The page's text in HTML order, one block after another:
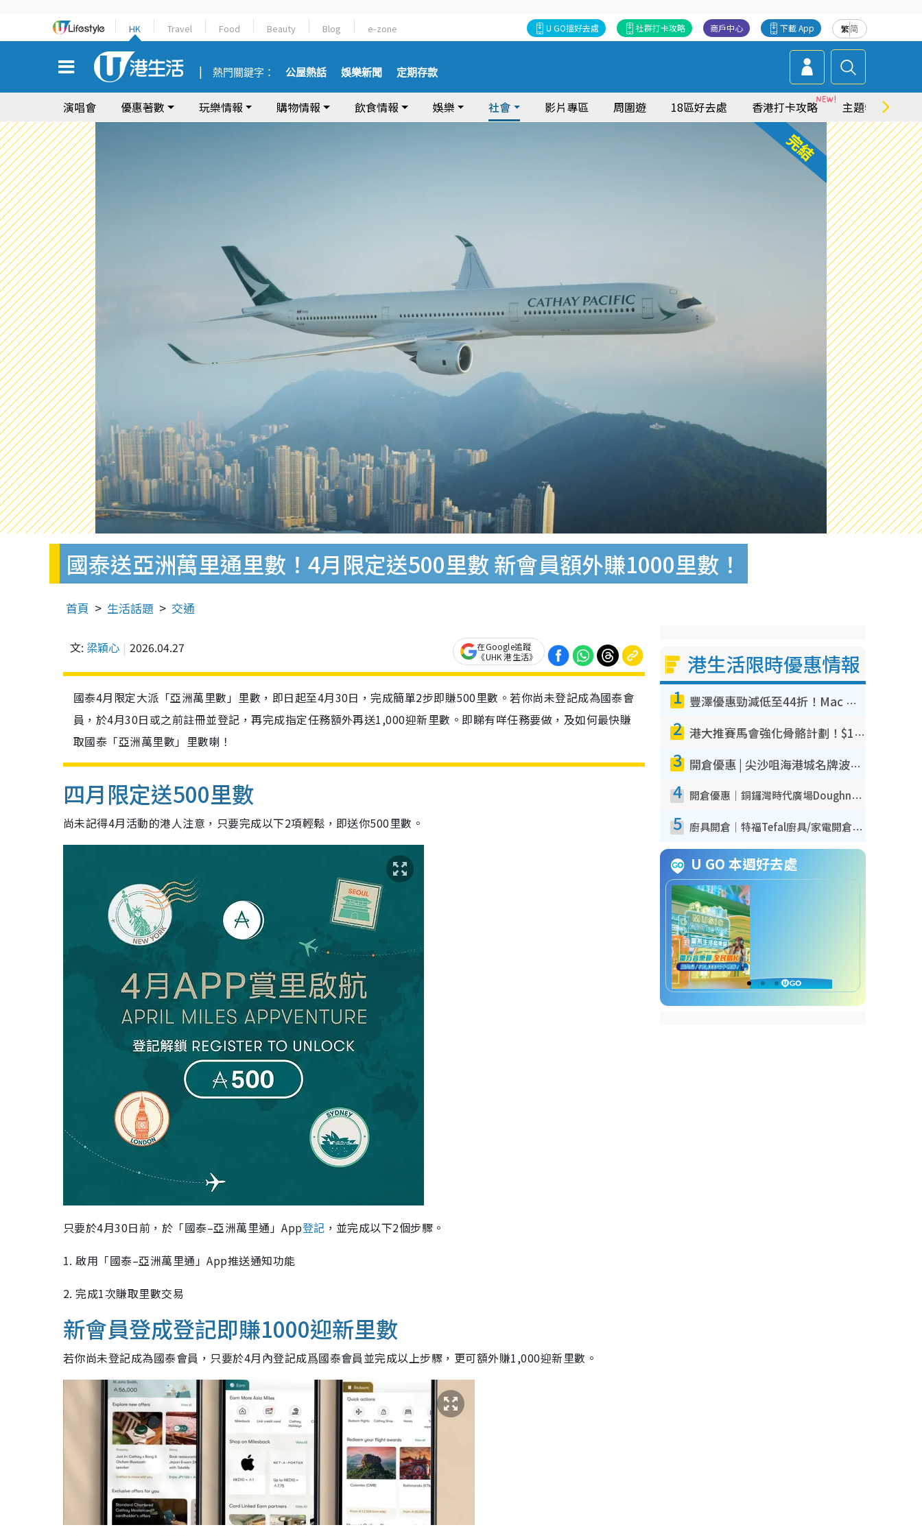
HK Travel Food Beauty Blog e-zone 繁简
下載 App
商戶中心
社群打卡攻略
U GO搵好去處
熱門關鍵字： 公屋熱話 娛樂新聞 定期存款
演唱會 優惠著數 玩樂情報 購物情報 飲食情報 娛樂 社會 影片專區 周圍遊 18區好去處 香港打卡攻略 主題特集
國泰送亞洲萬里通里數！4月限定送500里數 新會員額外賺1000里數！
首頁 生活話題 交通
文: 梁穎心 2026.04.27
在Google追蹤
《UHK 港生活》
國泰4月限定大派「亞洲萬里數」里數，即日起至4月30日，完成簡單2步即賺500里數。若你尚未登記成為國泰會
員，於4月30日或之前註冊並登記，再完成指定任務額外再送1,000迎新里數。即睇有咩任務要做，及如何最快賺
取國泰「亞洲萬里數」里數喇！
四月限定送500里數
尚未記得4月活動的港人注意，只要完成以下2項輕鬆，即送你500里數。
只要於4月30日前，於「國泰–亞洲萬里通」App登記 ，並完成以下2個步驟。
1. 啟用「國泰–亞洲萬里通」App推送通知功能
2. 完成1次賺取里數交易
新會員登成登記即賺1000迎新里數
若你尚未登記成為國泰會員，只要於4月內登記成爲國泰會員並完成以上步驟，更可額外賺1,000迎新里數。
港生活限時優惠情報
1 豐澤優惠勁減低至44折！Mac mini/iPhone17Pro大減價！廚房家電$220起
2 港大推賽馬會強化骨骼計劃！$100骨質密度X光檢查 完成免費運動訓練送超市禮券！附參加資格
3 開倉優惠 | 尖沙咀海港城名牌波鞋開倉低至1折！On鞋$899起／Joy&Peace鞋履$98起
4 開倉優惠｜銅鑼灣時代廣場Doughnut/Campo Marzio開倉低至1折！背囊、書包、手袋劈價$200起
5 廚具開倉｜特福Tefal廚具/家電開倉低至3折！$220起買平底鍋/炒鑊/湯煲！電飯煲/吸塵機/燙斗$418起
U GO 本週好去處